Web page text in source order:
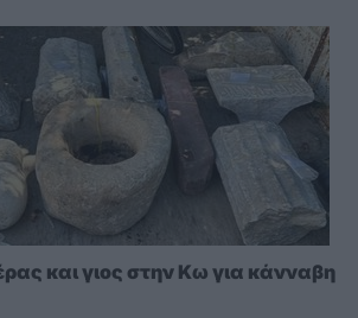
και γιος στην Κω για κάνναβη